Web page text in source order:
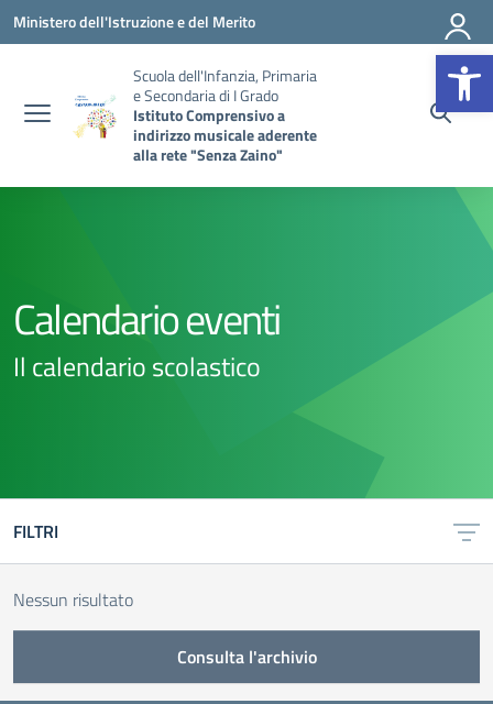
Vai ai contenuti
Vai al menu di navigazione
Vai al footer
Ministero dell'Istruzione e del Merito
Scuola dell'Infanzia, Primaria
e Secondaria di I Grado
Istituto Comprensivo a
indirizzo musicale aderente
alla rete "Senza Zaino"
Calendario eventi
Il calendario scolastico
FILTRI
Nessun risultato
Consulta l'archivio